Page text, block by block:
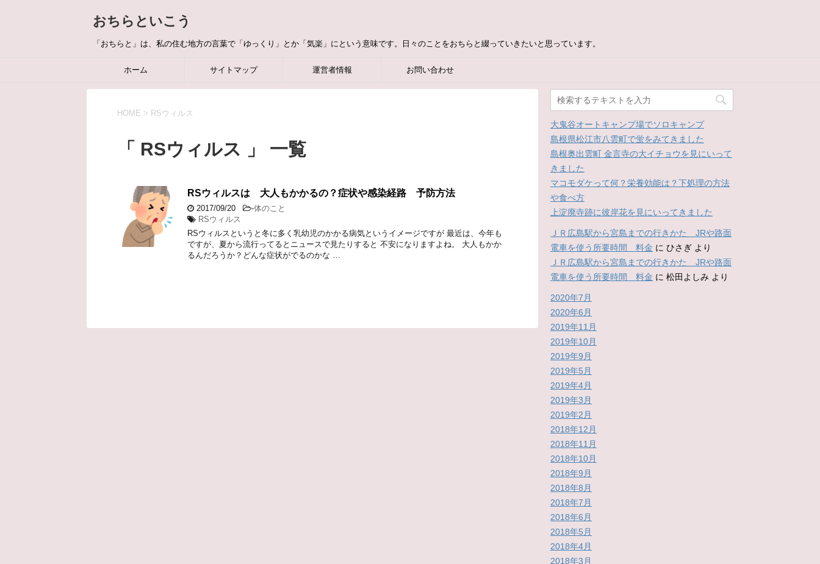
おちらといこう
「おちらと」は、私の住む地方の言葉で「ゆっくり」とか「気楽」にという意味です。日々のことをおちらと綴っていきたいと思っています。
ホーム サイトマップ 運営者情報 お問い合わせ
HOME > RSウィルス
「 RSウィルス 」 一覧
RSウィルスは 大人もかかるの？症状や感染経路 予防方法
2017/09/20 -体のこと
RSウィルス
RSウィルスというと冬に多く乳幼児のかかる病気というイメージですが 最近は、今年も
ですが、夏から流行ってるとニュースで見たりすると 不安になりますよね。 大人もかか
るんだろうか？どんな症状がでるのかな …
大鬼谷オートキャンプ場でソロキャンプ
島根県松江市八雲町で蛍をみてきました
島根奥出雲町 金言寺の大イチョウを見にいって
きました
マコモダケって何？栄養効能は？下処理の方法
や食べ方
上淀廃寺跡に彼岸花を見にいってきました
ＪＲ広島駅から宮島までの行きかた JRや路面
電車を使う所要時間 料金 に ひさぎ より
ＪＲ広島駅から宮島までの行きかた JRや路面
電車を使う所要時間 料金 に 松田よしみ より
2020年7月
2020年6月
2019年11月
2019年10月
2019年9月
2019年5月
2019年4月
2019年3月
2019年2月
2018年12月
2018年11月
2018年10月
2018年9月
2018年8月
2018年7月
2018年6月
2018年5月
2018年4月
2018年3月